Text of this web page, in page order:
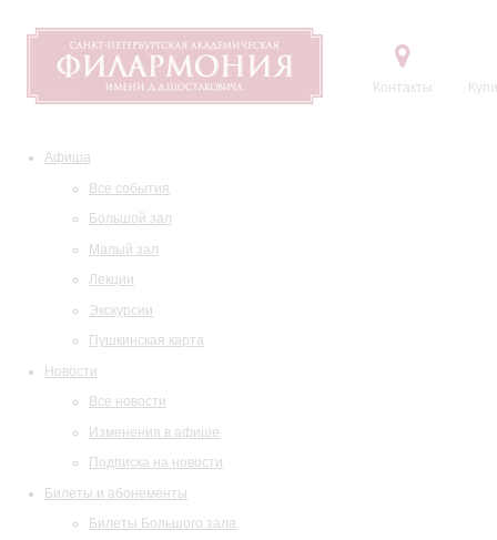
Контакты
Афиша
Все события
Большой зал
Малый зал
Лекции
Экскурсии
Пушкинская карта
Новости
Все новости
Изменения в афише
Подписка на новости
Билеты и абонементы
Билеты Большого зала